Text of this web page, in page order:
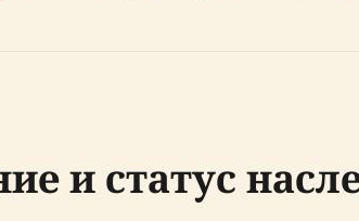
и статус